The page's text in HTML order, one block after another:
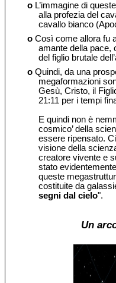
o L’immagine di
alla profezia del
cavallo bianco
o Così come allora fu
amante della pace,
del figlio brutale
o Quindi, da una
megaformazioni
Gesù, Cristo, il
21:11 per i tempi
E quindi non è
cosmico’ della
essere ripensato.
visione della
creatore vivente e
stato
queste
costituite da
segni dal cielo".
Un